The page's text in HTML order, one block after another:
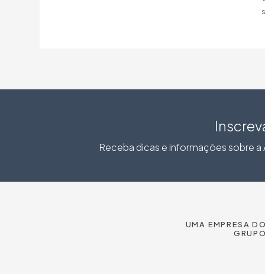
Receba dicas e informações sobre
UMA EMPRESA DO
GRUPO